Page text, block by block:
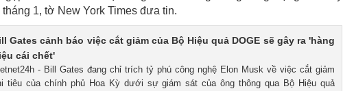
1, tờ New York Times đưa tin.
Gates cảnh báo việc cắt giảm của Bộ Hiệu quả DOGE sẽ gây ra 'hàng
cái chết'
- Bill Gates đang chỉ trích tỷ phú công nghệ Elon Musk về việc cắt giảm
tiêu của chính phủ Hoa Kỳ dưới sự giám sát của ông thông qua Bộ Hiệu quả